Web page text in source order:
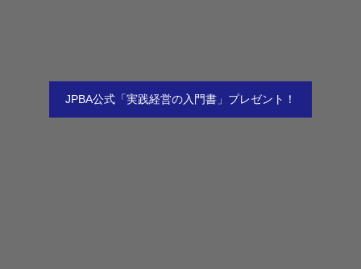
JPBA公式「実践経営の入門書」プレゼント！